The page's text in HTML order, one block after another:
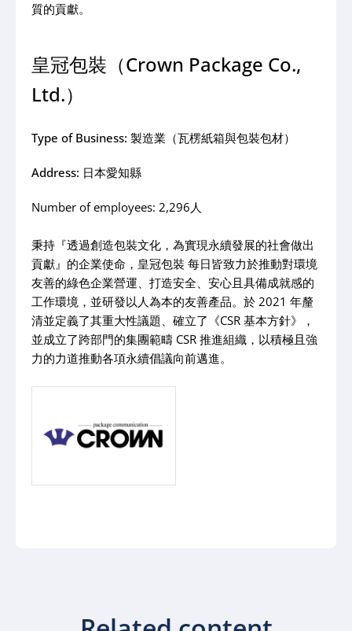
質的貢獻。
皇冠包裝（Crown Package Co.,
Ltd.）
Type of Business: 製造業（瓦楞紙箱與包裝包材）
Address: 日本愛知縣
Number of employees: 2,296人
秉持『透過創造包裝文化，為實現永續發展的社會做出
貢獻』的企業使命，皇冠包裝 每日皆致力於推動對環境
友善的綠色企業營運、打造安全、安心且具備成就感的
工作環境，並研發以人為本的友善產品。於 2021 年釐
清並定義了其重大性議題、確立了《CSR 基本方針》，
並成立了跨部門的集團範疇 CSR 推進組織，以積極且強
力的力道推動各項永續倡議向前邁進。